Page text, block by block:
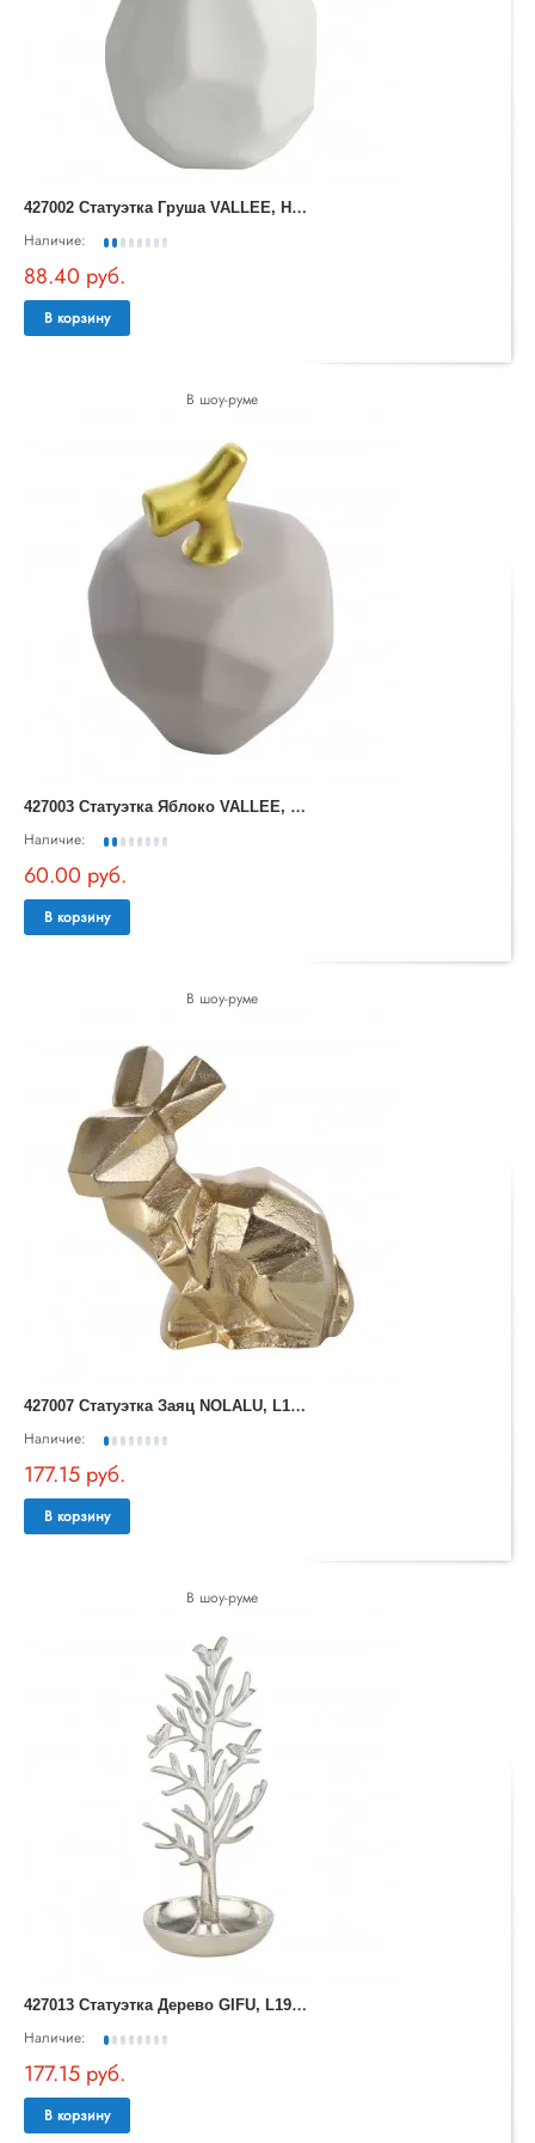
4
27002 Статуэтка Груша VALLEE, H160, ?100, керамика, белый, цвет латунь
Наличие:
88.40 руб.
В корзину
В шоу-руме
4
27003 Статуэтка Яблоко VALLEE, H100, ?80, керамика, серый, цвет матовая латунь
Наличие:
60.00 руб.
В корзину
В шоу-руме
4
27007 Статуэтка Заяц NOLALU, L160, B95, H175, алюминий, цвет латунь
Наличие:
177.15 руб.
В корзину
В шоу-руме
4
27013 Статуэтка Дерево GIFU, L190, B140, H320, алюминий, цвет никель
Наличие:
177.15 руб.
В корзину